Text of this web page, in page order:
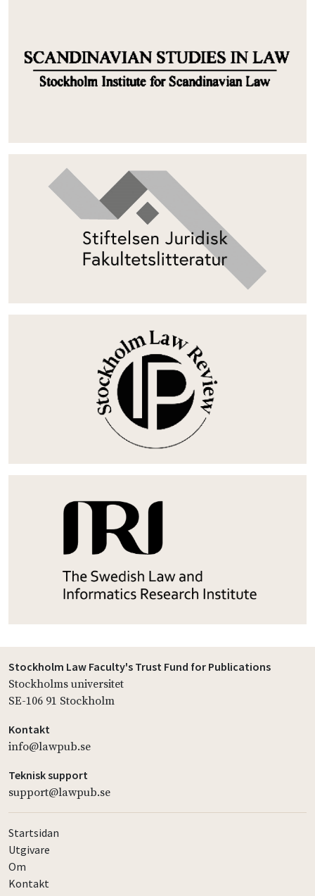
Stockholm Law Faculty's Trust Fund for Publications
Stockholms universitet
SE-106 91 Stockholm
Kontakt
info@lawpub.se
Teknisk support
support@lawpub.se
Startsidan
Utgivare
Om
Kontakt